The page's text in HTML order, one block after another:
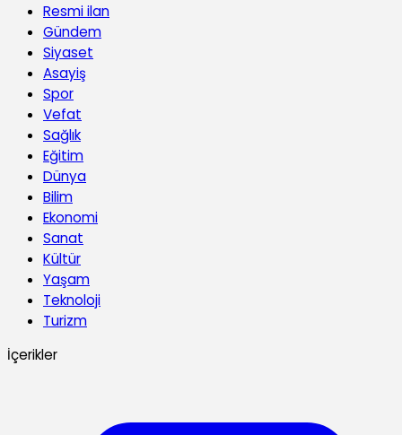
Resmi ilan
Gündem
Siyaset
Asayiş
Spor
Vefat
Sağlık
Eğitim
Dünya
Bilim
Ekonomi
Sanat
Kültür
Yaşam
Teknoloji
Turizm
İçerikler